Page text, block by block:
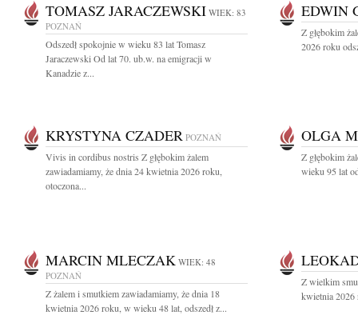
TOMASZ JARACZEWSKI WIEK: 83
POZNAŃ
Odszedł spokojnie w wieku 83 lat Tomasz
Jaraczewski Od lat 70. ub.w. na emigracji w
Kanadzie z...
EDWIN
Z głębokim
2026 roku
KRYSTYNA CZADER POZNAŃ
Vivis in cordibus nostris Z głębokim żalem
zawiadamiamy, że dnia 24 kwietnia 2026 roku,
otoczona...
OLGA
Z głębokim
wieku 95 lat
MARCIN MLECZAK WIEK: 48
POZNAŃ
Z żalem i smutkiem zawiadamiamy, że dnia 18
kwietnia 2026 roku, w wieku 48 lat, odszedł z...
Z wielkim
kwietnia 2026